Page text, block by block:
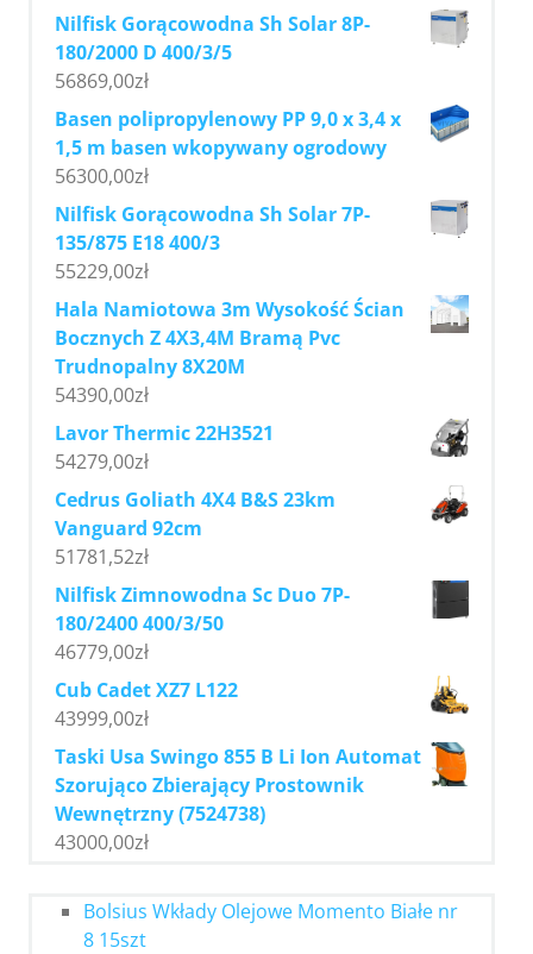
Nilfisk Gorącowodna Sh Solar 8P-
180/2000 D 400/3/5
56869,00zł
Basen polipropylenowy PP 9,0 x 3,4 x
1,5 m basen wkopywany ogrodowy
56300,00zł
Nilfisk Gorącowodna Sh Solar 7P-
135/875 E18 400/3
55229,00zł
Hala Namiotowa 3m Wysokość Ścian
Bocznych Z 4X3,4M Bramą Pvc
Trudnopalny 8X20M
54390,00zł
Lavor Thermic 22H3521
54279,00zł
Cedrus Goliath 4X4 B&S 23km
Vanguard 92cm
51781,52zł
Nilfisk Zimnowodna Sc Duo 7P-
180/2400 400/3/50
46779,00zł
Cub Cadet XZ7 L122
43999,00zł
Taski Usa Swingo 855 B Li Ion Automat
Szorująco Zbierający Prostownik
Wewnętrzny (7524738)
43000,00zł
Bolsius Wkłady Olejowe Momento Białe nr
8 15szt